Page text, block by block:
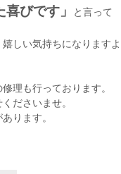
びです」
と言って
しい気持ちになりますよ
理も行っております。
ださいませ。
ります。